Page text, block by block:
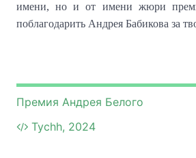
имени, но и от имени жюри
поблагодарить Андрея Бабикова за
Премия Андрея Белого
Tychh, 2024